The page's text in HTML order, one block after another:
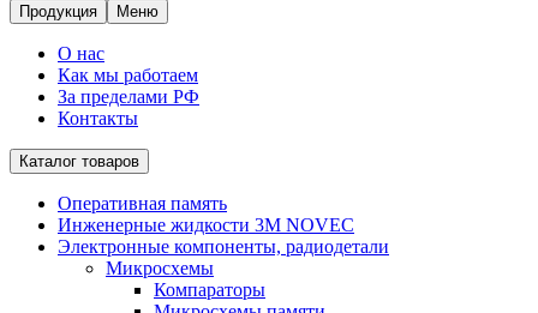
Продукция Меню
О нас
Как мы работаем
За пределами РФ
Контакты
Каталог товаров
Оперативная память
Инженерные жидкости 3M NOVEC
Электронные компоненты, радиодетали
Микросхемы
Компараторы